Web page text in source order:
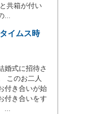
共箱が付い
イムス時
婚式に招待さ
このお二人
付き合いが始
付き合いをす